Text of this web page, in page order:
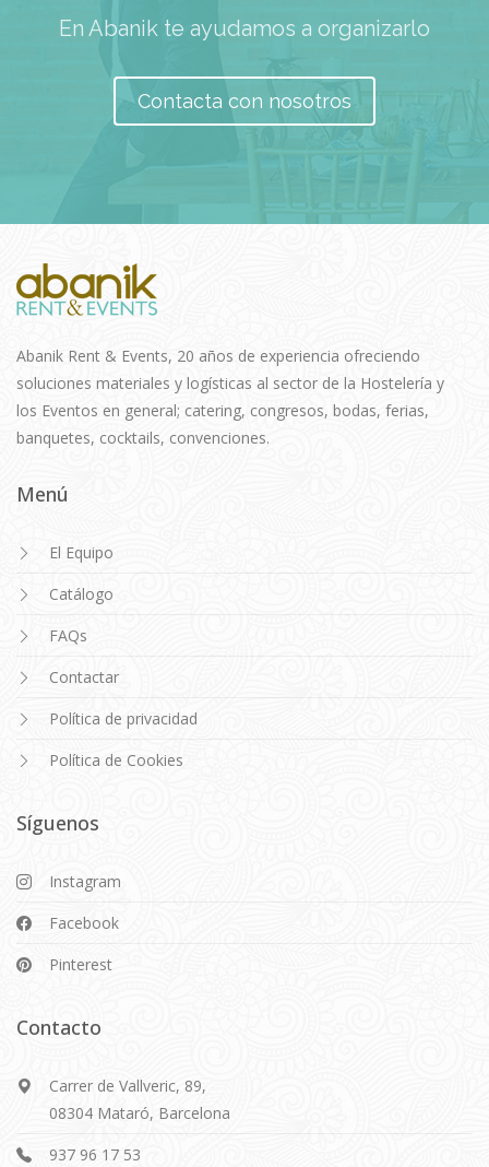
En Abanik te ayudamos a organizarlo
Contacta con nosotros
Abanik Rent & Events, 20 años de experiencia ofreciendo
soluciones materiales y logísticas al sector de la Hostelería y
los Eventos en general; catering, congresos, bodas, ferias,
banquetes, cocktails, convenciones.
Menú
El Equipo
Catálogo
FAQs
Contactar
Política de privacidad
Política de Cookies
Síguenos
Instagram
Facebook
Pinterest
Contacto
Carrer de Vallveric, 89,
08304 Mataró, Barcelona
937 96 17 53